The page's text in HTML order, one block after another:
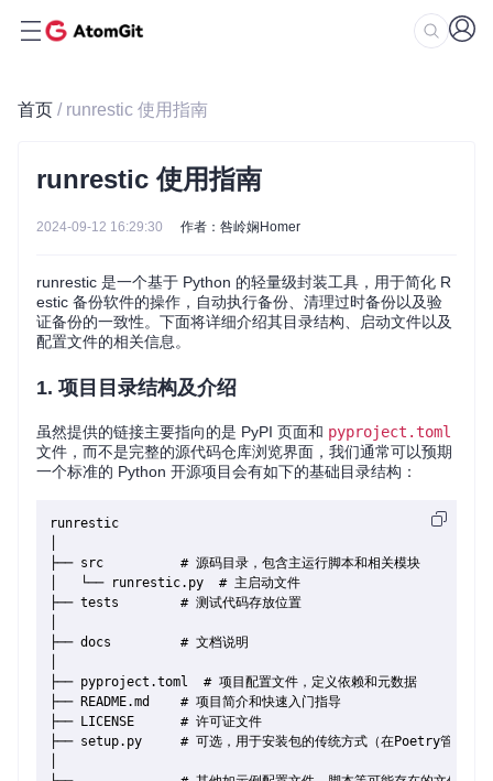
首页 / runrestic 使用指南
runrestic 使用指南
2024-09-12 16:29:30 作者：咎岭娴Homer
runrestic 是一个基于 Python 的轻量级封装工具，用于简化 R
estic 备份软件的操作，自动执行备份、清理过时备份以及验
证备份的一致性。下面将详细介绍其目录结构、启动文件以及
配置文件的相关信息。
1. 项目目录结构及介绍
虽然提供的链接主要指向的是 PyPI 页面和 pyproject.toml
文件，而不是完整的源代码仓库浏览界面，我们通常可以预期
一个标准的 Python 开源项目会有如下的基础目录结构：
runrestic
├── src          # 源码目录，包含主运行脚本和相关模块
│   └── runrestic.py  # 主启动文件
├── tests        # 测试代码存放位置
├── docs         # 文档说明
├── pyproject.toml  # 项目配置文件，定义依赖和元数据
├── README.md    # 项目简介和快速入门指导
├── LICENSE      # 许可证文件
├── setup.py     # 可选，用于安装包的传统方式（在Poetry管理下可